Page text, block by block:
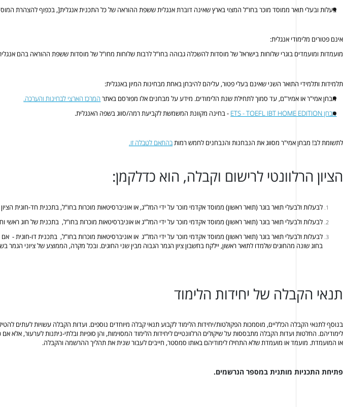
בעלות ובעלי תואר ממוסד מוכר בחו"ל המצוי בארץ שאינה דוברת אנגלית ששפת ההוראה של כל התכנית אנגלית[, בכפוף להצהרת
אינם פטורים מלימודי אנגלית:
מועמדות ומועמדים בוגרי שלוחות בישראל של מוסדות להשכלה גבוהה בחו"ל לרבות שלוחות מחו"ל של מוסדות ששפת ההוראה בהם
תלמידות ותלמידי התואר השני שאינם בעלי פטור, עליהם להיבחן באחת מבחינות המיון באנגלית:
מבחן אמי"ר או אמיר"ם, עד סמוך לתחילת שנת הלימודים. מידע על מבחנים אלו מפורסם באתר המרכז הארצי לבחינות והערכה.
מבחן ETS - TOEFL IBT HOME EDITION
- בחינה מקוונת המשמשת לקביעת רמה/סווג בשפה האנגלית.
לתשומת לב! מבחן אמי"ר מסווג את הנבחנות והנבחנים לחמש רמותבהתאם לטבלה זו.
הציון הרלוונטי לרישום וקבלה, הוא כדלקמן:
לבעלות ולבעלי תואר בוגר (תואר ראשון) ממוסד אקדמי מוכר על ידי המל"ג, או אוניברסיטאות מוכרות בחו"ל, בתכנית חד-חוגית
לבעלות ולבעלי תואר בוגר (תואר ראשון) ממוסד אקדמי מוכר על ידי המל"ג או אוניברסיטאות מוכרות בחו"ל, בתכנית של חוג ראשי
לבעלות ולבעלי תואר בוגר (תואר ראשון) ממוסד אקדמי מוכר על ידי המל"ג או אוניברסיטאות מוכרות בחו"ל, בתכנית דו-חוגית -
בחוג שונה מהחוגים שלמדו לתואר ראשון, יילקח בחשבון ציון הגמר הגבוה מבין שני החוגים. ובכל מקרה, הממוצע של ציוני הגמר בשני
תנאי הקבלה של יחידות הלימוד
בנוסף לתנאי הקבלה הכלליים, מוסמכות הפקולטות/יחידות הלימוד לקבוע תנאי קבלה מיוחדים נוספים. ועדות הקבלה עשויות
לימודיהם. החלטות ועדות הקבלה מתבססות על שיקולים הרלוונטיים ליחידות הלימוד המסוימות, והן סופיות ובלתי-ניתנות לערעור,
או המועמדת. מועמד או מועמדת שלא התחילו לימודיהם באותו סמסטר, חייבים לעבור שנית את תהליך ההרשמה והקבלה.
פתיחת התכניות מותנית במספר הנרשמים.